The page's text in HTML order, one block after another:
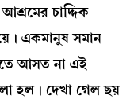
চাদ্দিক
একমানুষ সমান
আসত না এই
হল। দেখা গেল ছয়